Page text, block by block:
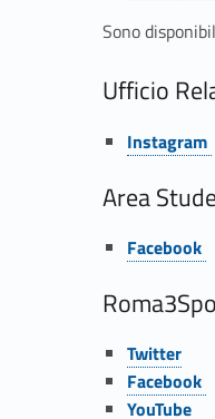
Sono
Ufficio
Link identifier #identifier__83749-10
Instagram
Area
Link identifier #identifier__43636-11
Facebook
Link identifier #identifier__36132-12
Twitter
Link identifier #identifier__154558-13
Facebook
Link identifier #identifier__145748-14
YouTube